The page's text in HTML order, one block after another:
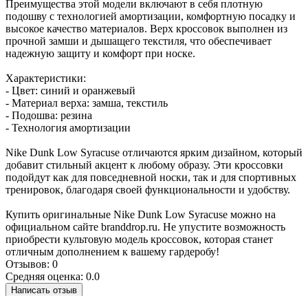
Преимущества этой модели включают в себя плотную
подошву с технологией амортизации, комфортную посадку и
высокое качество материалов. Верх кроссовок выполнен из
прочной замши и дышащего текстиля, что обеспечивает
надежную защиту и комфорт при носке.
Характеристики:
- Цвет: синий и оранжевый
- Материал верха: замша, текстиль
- Подошва: резина
- Технология амортизации
Nike Dunk Low Syracuse отличаются ярким дизайном, который
добавит стильный акцент к любому образу. Эти кроссовки
подойдут как для повседневной носки, так и для спортивных
тренировок, благодаря своей функциональности и удобству.
Купить оригинальные Nike Dunk Low Syracuse можно на
официальном сайте branddrop.ru. Не упустите возможность
приобрести культовую модель кроссовок, которая станет
отличным дополнением к вашему гардеробу!
Отзывов: 0
Средняя оценка: 0.0
Написать отзыв